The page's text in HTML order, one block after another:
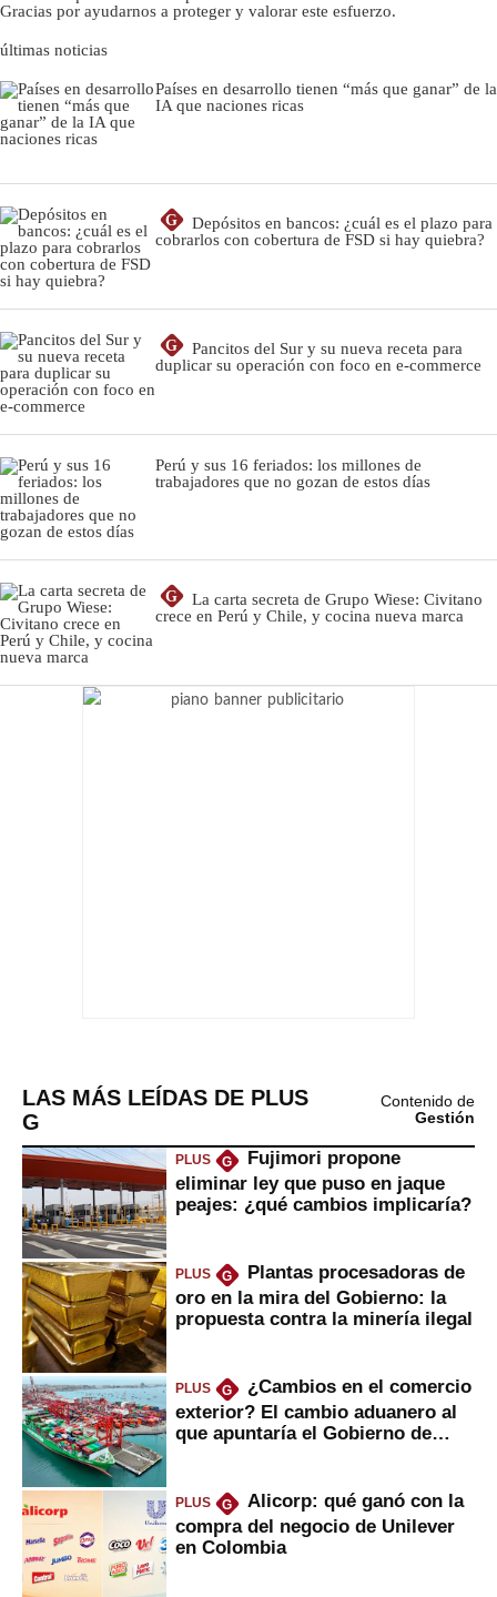
Gracias por ayudarnos a proteger y valorar este esfuerzo.
últimas noticias
Países en desarrollo tienen “más que ganar” de la
IA que naciones ricas
G
Depósitos en bancos: ¿cuál es el plazo para
cobrarlos con cobertura de FSD si hay quiebra?
G
Pancitos del Sur y su nueva receta para
duplicar su operación con foco en e-commerce
Perú y sus 16 feriados: los millones de
trabajadores que no gozan de estos días
G
La carta secreta de Grupo Wiese: Civitano
crece en Perú y Chile, y cocina nueva marca
LAS MÁS LEÍDAS DE PLUS
G
Contenido de
Gestión
PLUS G
Fujimori propone
eliminar ley que puso en jaque
peajes: ¿qué cambios implicaría?
PLUS G
Plantas procesadoras de
oro en la mira del Gobierno: la
propuesta contra la minería ilegal
PLUS G
¿Cambios en el comercio
exterior? El cambio aduanero al
que apuntaría el Gobierno de
PLUS G
Alicorp: qué ganó con la
compra del negocio de Unilever
en Colombia